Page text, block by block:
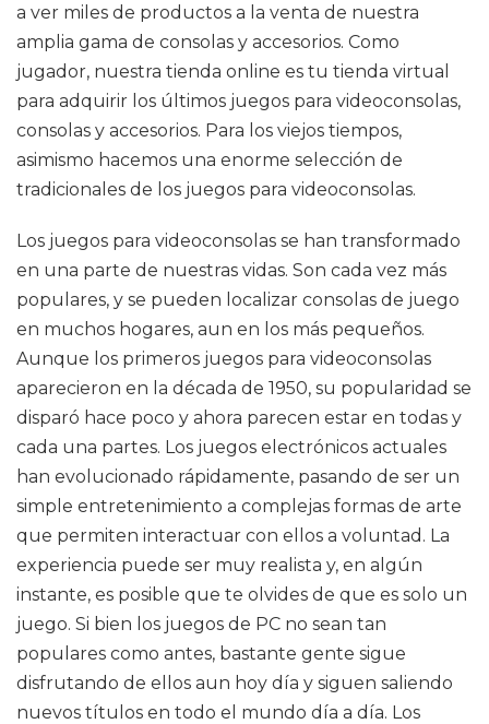
a ver miles de productos a la venta de nuestra
amplia gama de consolas y accesorios. Como
jugador, nuestra tienda online es tu tienda virtual
para adquirir los últimos juegos para videoconsolas,
consolas y accesorios. Para los viejos tiempos,
asimismo hacemos una enorme selección de
tradicionales de los juegos para videoconsolas.
Los juegos para videoconsolas se han transformado
en una parte de nuestras vidas. Son cada vez más
populares, y se pueden localizar consolas de juego
en muchos hogares, aun en los más pequeños.
Aunque los primeros juegos para videoconsolas
aparecieron en la década de 1950, su popularidad se
disparó hace poco y ahora parecen estar en todas y
cada una partes. Los juegos electrónicos actuales
han evolucionado rápidamente, pasando de ser un
simple entretenimiento a complejas formas de arte
que permiten interactuar con ellos a voluntad. La
experiencia puede ser muy realista y, en algún
instante, es posible que te olvides de que es solo un
juego. Si bien los juegos de PC no sean tan
populares como antes, bastante gente sigue
disfrutando de ellos aun hoy día y siguen saliendo
nuevos títulos en todo el mundo día a día. Los